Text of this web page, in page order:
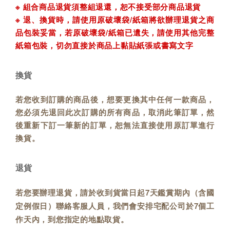
※ 組合商品退貨須整組退還，恕不接受部分商品退貨
※ 退、換貨時，請使用原破壞袋/紙箱將欲辦理退貨之商
品包裝妥當，若原破壞袋/紙箱已遺失，請使用其他完整
紙箱包裝，切勿直接於商品上黏貼紙張或書寫文字
換貨
若您收到訂購的商品後，想要更換其中任何一款商品，
您必須先退回此次訂購的所有商品，取消此筆訂單，然
後重新下訂一筆新的訂單，恕無法直接使用原訂單進行
換貨。
退貨
若您要辦理退貨，請於收到貨當日起7天鑑賞期內（含國
定例假日）聯絡客服人員，我們會安排宅配公司於7個工
作天內，到您指定的地點取貨。